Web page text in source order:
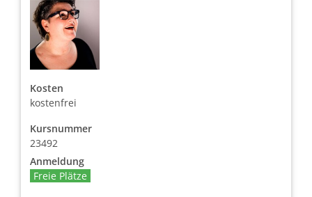
Kosten
kostenfrei
Kursnummer
23492
Anmeldung
Freie Plätze